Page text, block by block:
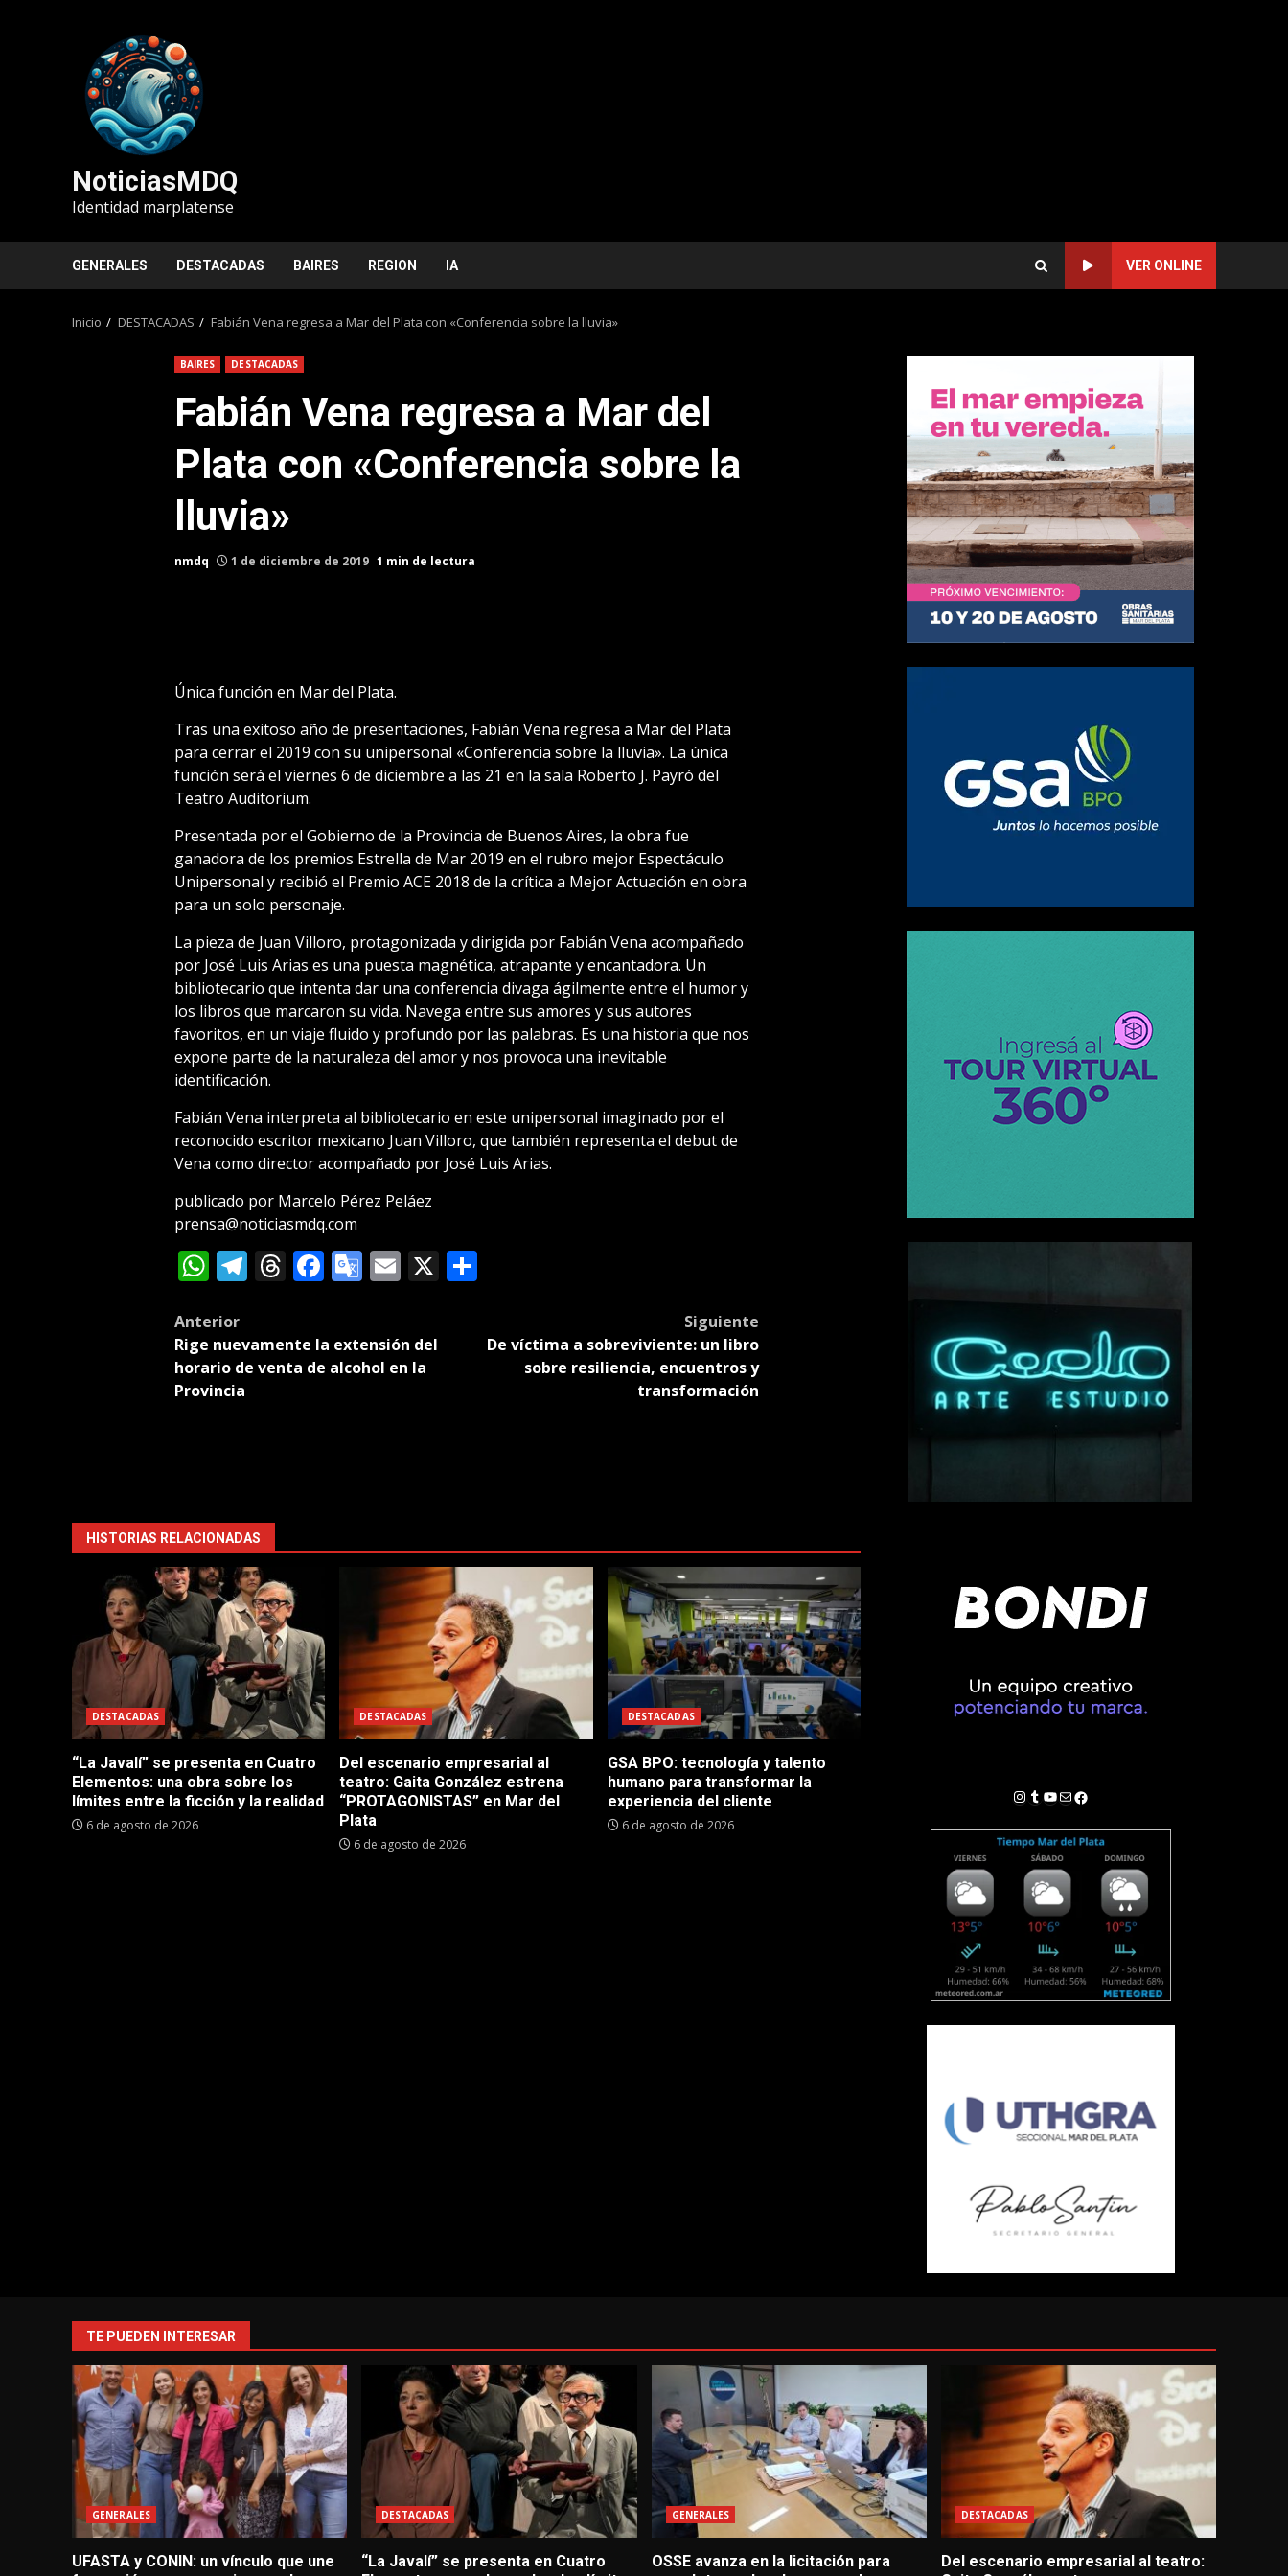
NoticiasMDQ
Identidad marplatense
GENERALES DESTACADAS BAIRES REGION IA VER ONLINE
Inicio DESTACADAS Fabián Vena regresa a Mar del Plata con «Conferencia sobre la lluvia»
BAIRES DESTACADAS
Fabián Vena regresa a Mar del
Plata con «Conferencia sobre la
lluvia»
nmdq 1 de diciembre de 2019 1 min de lectura
Única función en Mar del Plata.
Tras una exitoso año de presentaciones, Fabián Vena regresa a Mar del Plata
para cerrar el 2019 con su unipersonal «Conferencia sobre la lluvia». La única
función será el viernes 6 de diciembre a las 21 en la sala Roberto J. Payró del
Teatro Auditorium.
Presentada por el Gobierno de la Provincia de Buenos Aires, la obra fue
ganadora de los premios Estrella de Mar 2019 en el rubro mejor Espectáculo
Unipersonal y recibió el Premio ACE 2018 de la crítica a Mejor Actuación en obra
para un solo personaje.
La pieza de Juan Villoro, protagonizada y dirigida por Fabián Vena acompañado
por José Luis Arias es una puesta magnética, atrapante y encantadora. Un
bibliotecario que intenta dar una conferencia divaga ágilmente entre el humor y
los libros que marcaron su vida. Navega entre sus amores y sus autores
favoritos, en un viaje fluido y profundo por las palabras. Es una historia que nos
expone parte de la naturaleza del amor y nos provoca una inevitable
identificación.
Fabián Vena interpreta al bibliotecario en este unipersonal imaginado por el
reconocido escritor mexicano Juan Villoro, que también representa el debut de
Vena como director acompañado por José Luis Arias.
publicado por Marcelo Pérez Peláez
prensa@noticiasmdq.com
WhatsApp
Telegram
Threads
Facebook
Google
Email
X Compartir
Post
navigation
Anterior
Rige nuevamente la extensión del
horario de venta de alcohol en la
Provincia
Siguiente
De víctima a sobreviviente: un libro
sobre resiliencia, encuentros y
transformación
HISTORIAS RELACIONADAS
DESTACADAS
“La Javalí” se presenta en Cuatro
Elementos: una obra sobre los
límites entre la ficción y la realidad
6 de agosto de 2026
DESTACADAS
Del escenario empresarial al
teatro: Gaita González estrena
“PROTAGONISTAS” en Mar del
Plata
6 de agosto de 2026
DESTACADAS
GSA BPO: tecnología y talento
humano para transformar la
experiencia del cliente
6 de agosto de 2026
Instagram
Tumblr
YouTube
Correo electrónico
Facebook
TE PUEDEN INTERESAR
GENERALES
UFASTA y CONIN: un vínculo que une
DESTACADAS
“La Javalí” se presenta en Cuatro
GENERALES
OSSE avanza en la licitación para
DESTACADAS
Del escenario empresarial al teatro: